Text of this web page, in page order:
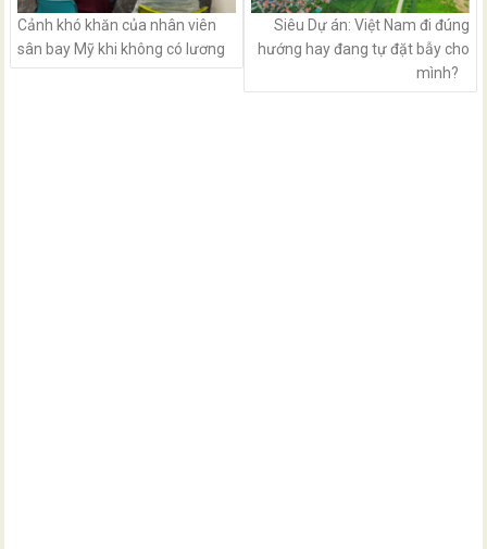
Cảnh khó khăn của nhân viên
sân bay Mỹ khi không có lương
Siêu Dự án: Việt Nam đi đúng
hướng hay đang tự đặt bẫy cho
mình?